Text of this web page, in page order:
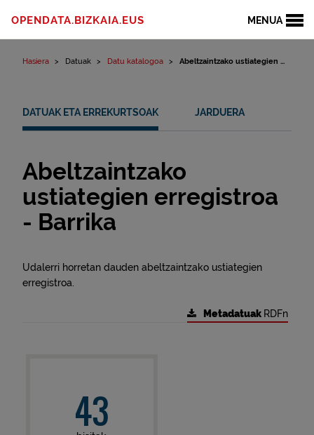
MENUA
OPENDATA.BIZKAIA.EUS
Hasiera Datuak Datu katalogoa Abeltzaintzako ustiategien ...
DATUAK ETA ERREKURTSOAK JARDUERA
Abeltzaintzako
ustiategien erregistroa
- Barrika
Udalerri horretan dauden abeltzaintzako ustiategien
erregistroa.
Metadatuak RDFn
43